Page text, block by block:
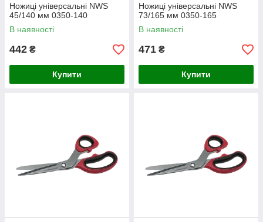
Ножиці універсальні NWS
45/140 мм 0350-140
В наявності
442 ₴
Купити
Ножиці універсальні NWS
73/165 мм 0350-165
В наявності
471 ₴
Купити